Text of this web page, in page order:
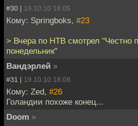
#30 | 19.10.10 18:05
Кому: Springboks, #23
> Вчера по НТВ смотрел "Честно
понедельник"
Вандэрлей »
#31 | 19.10.10 18:08
Кому: Zed, #26
Голандии похоже конец...
Doom »